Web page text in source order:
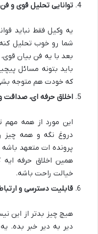
توانایی تحلیل قوی و
یه وکیل فقط نباید
شما رو خوب تحلیل
بعد با یه فن بیان
باید بتونه مسائل
که خودت هم متوجه
اخلاق حرفه ای، صداقت
این مورد از همه مهم
دروغ نگه و همه چیز
پرونده ات متعهد باشه
همین اخلاق حرفه
خیالت راحت باشه.
قابلیت دسترسی و
هیچ چیز بدتر از این
دیر به دیر خبر بده.